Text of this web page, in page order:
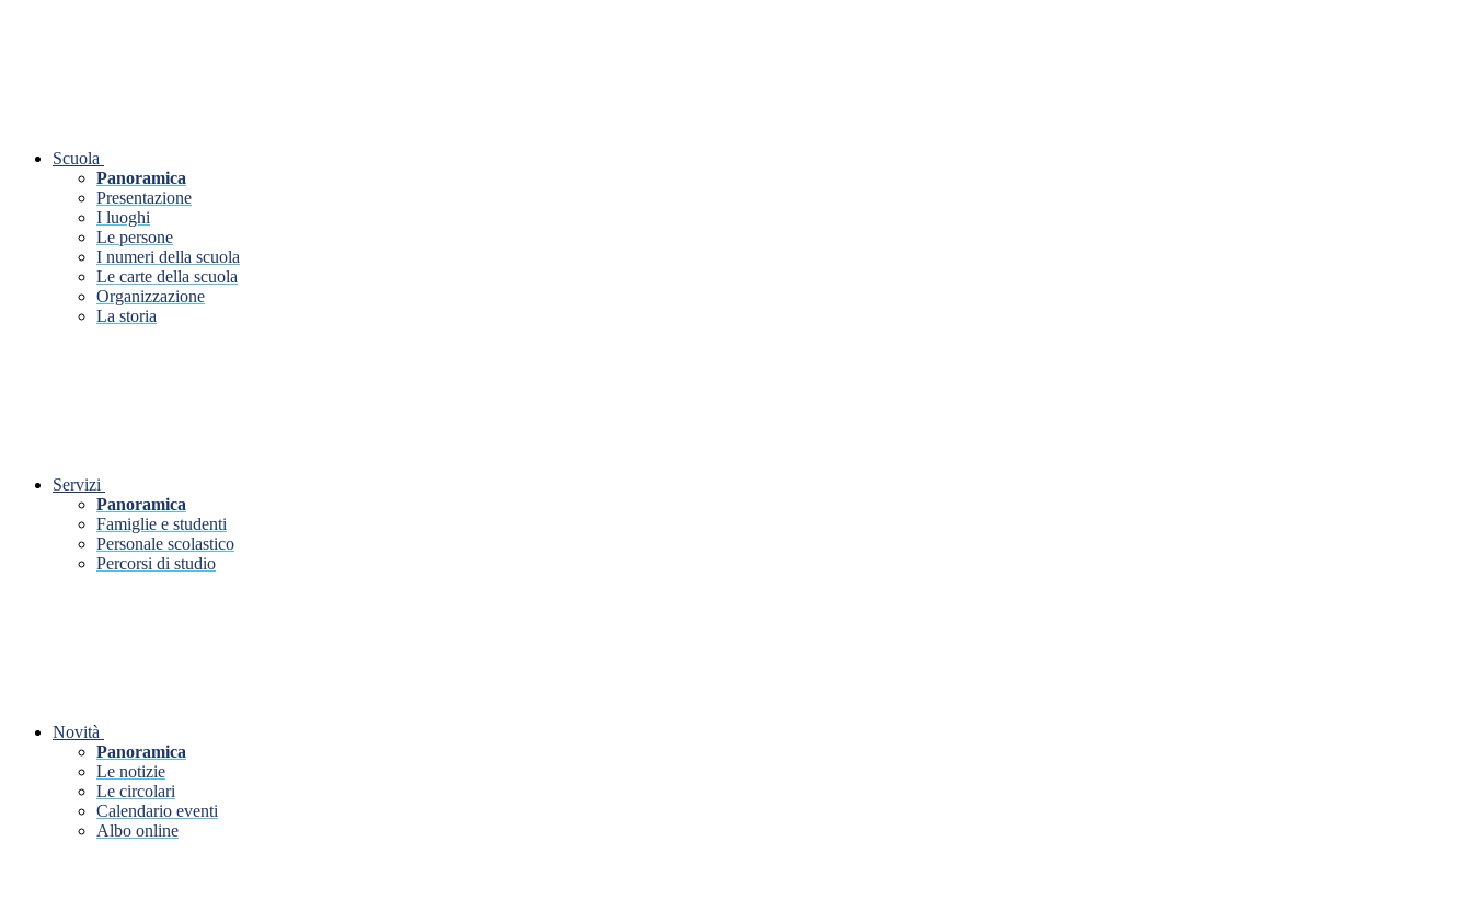
Scuola
Panoramica
Presentazione
I luoghi
Le persone
I numeri della scuola
Le carte della scuola
Organizzazione
La storia
Servizi
Panoramica
Famiglie e studenti
Personale scolastico
Percorsi di studio
Novità
Panoramica
Le notizie
Le circolari
Calendario eventi
Albo online